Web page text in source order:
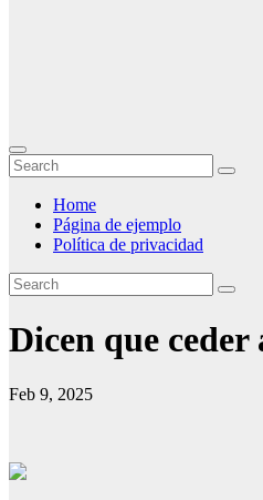
Home
Página de ejemplo
Política de privacidad
Dicen que
Feb 9, 2025